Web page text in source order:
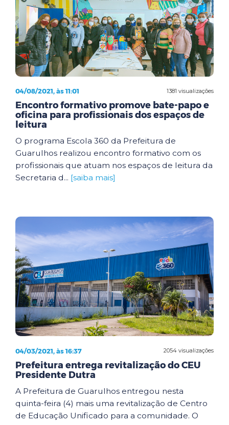
1381 visualizações
04/08/2021, às 11:01
Encontro formativo promove bate-papo e
oficina para profissionais dos espaços de
leitura
O programa Escola 360 da Prefeitura de
Guarulhos realizou encontro formativo com os
profissionais que atuam nos espaços de leitura da
Secretaria d... [saiba mais]
2054 visualizações
04/03/2021, às 16:37
Prefeitura entrega revitalização do CEU
Presidente Dutra
A Prefeitura de Guarulhos entregou nesta
quinta-feira (4) mais uma revitalização de Centro
de Educação Unificado para a comunidade. O